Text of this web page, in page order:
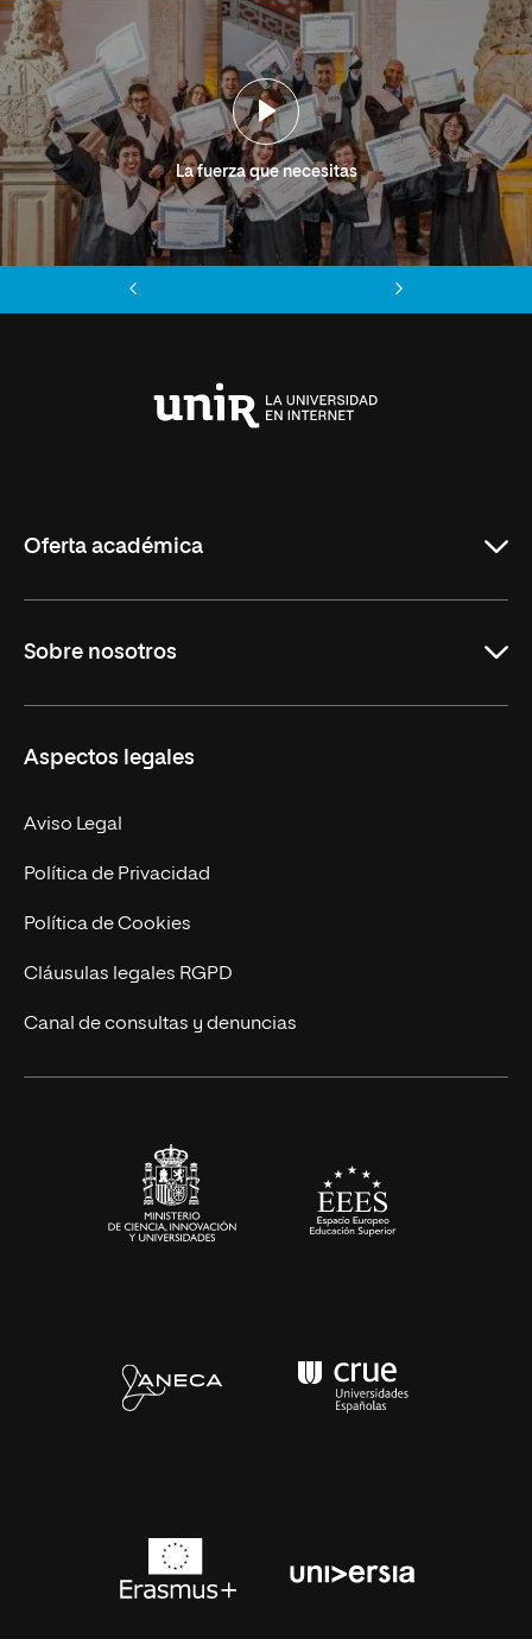
La fuerza que necesitas
Oferta académica
Másteres Oficiales
Doctorados
Experto Universitario
Postgrados
Cursos Universitarios
Sobre nosotros
Facultades
Nuestro Equipo
Trabaja en UNIR
Actualidad
UNIR Revista
Eventos
Aspectos legales
Aviso Legal
Política de Privacidad
Política de Cookies
Cláusulas legales RGPD
Canal de consultas y denuncias